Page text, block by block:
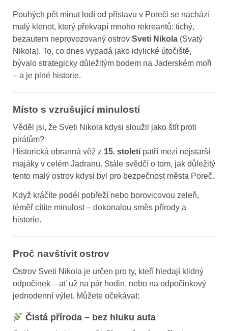
Pouhých pět minut lodí od přístavu v Poreči se nachází
malý klenot, který překvapí mnoho rekreantů: tichý,
bezautem neprovozovaný ostrov Sveti Nikola (Svatý
Nikola). To, co dnes vypadá jako idylické útočiště,
bývalo strategicky důležitým bodem na Jaderském moři
– a je plné historie.
Místo s vzrušující minulostí
Věděl jsi, že Sveti Nikola kdysi sloužil jako štít proti
pirátům?
Historická obranná věž z 15. století patří mezi nejstarší
majáky v celém Jadranu. Stále svědčí o tom, jak důležitý
tento malý ostrov kdysi byl pro bezpečnost města Poreč.
Když kráčíte podél pobřeží nebo borovicovou zeleň,
téměř cítíte minulost – dokonalou směs přírody a
historie.
Proč navštívit ostrov
Ostrov Sveti Nikola je určen pro ty, kteří hledají klidný
odpočinek – ať už na pár hodin, nebo na odpočinkový
jednodenní výlet. Můžete očekávat:
Čistá příroda – bez hluku auta